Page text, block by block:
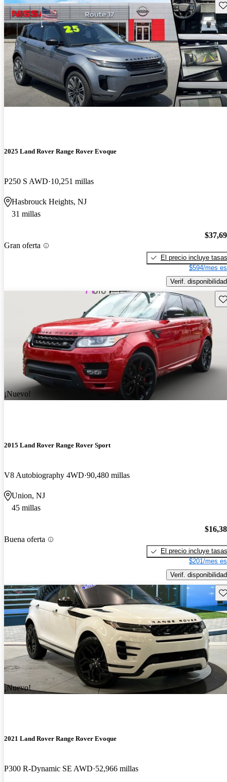
2025 Land Rover Range Rover Evoque
P250 S AWD 10,251 millas
Hasbrouck Heights, NJ
31 millas
Gran oferta
El precio incluye tasas
$594/mes
Verif. disponibilidad
¡Nuevo!
2015 Land Rover Range Rover Sport
V8 Autobiography 4WD 90,480 millas
Union, NJ
45 millas
Buena oferta
El precio incluye tasas
$201/mes
Verif. disponibilidad
¡Nuevo!
2021 Land Rover Range Rover Evoque
P300 R-Dynamic SE AWD 52,966 millas